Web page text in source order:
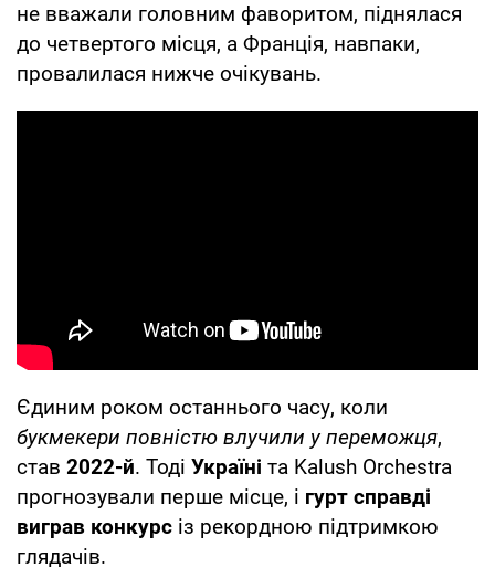
не вважали головним фаворитом, піднялася
до четвертого місця, а Франція, навпаки,
провалилася нижче очікувань.
Єдиним роком останнього часу, коли
букмекери повністю влучили у переможця,
став 2022-й. Тоді Україні та Kalush Orchestra
прогнозували перше місце, і гурт справді
виграв конкурс із рекордною підтримкою
глядачів.